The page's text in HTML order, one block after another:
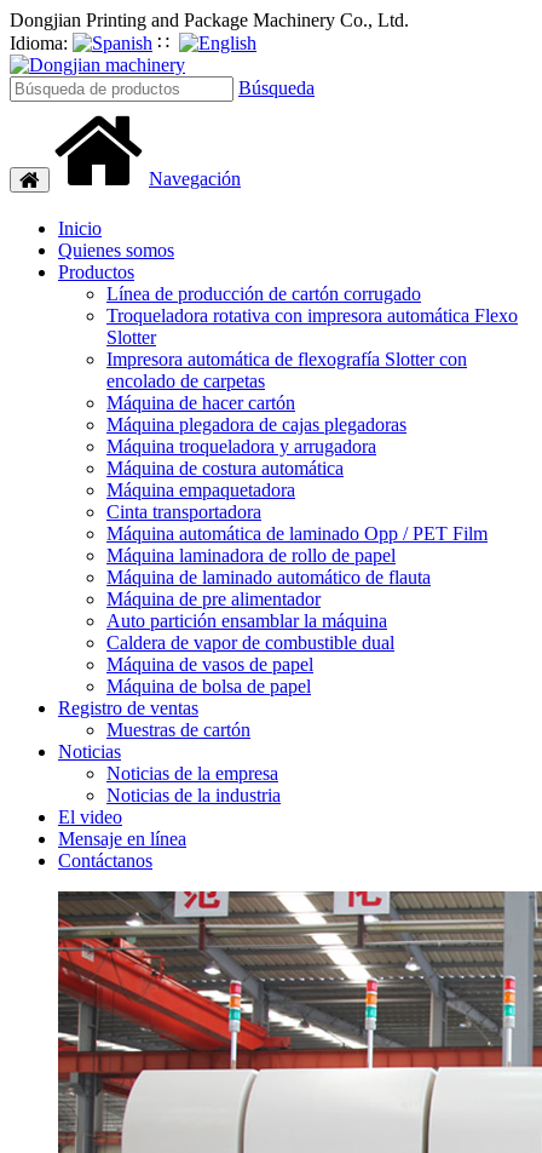
Dongjian Printing and Package Machinery Co., Ltd.
Idioma:
∷
Búsqueda
Navegación
de
Navegación
Inicio
Quienes somos
Productos
Línea de producción de cartón corrugado
Troqueladora rotativa con impresora automática Flexo
Slotter
Impresora automática de flexografía Slotter con
encolado de carpetas
Máquina de hacer cartón
Máquina plegadora de cajas plegadoras
Máquina troqueladora y arrugadora
Máquina de costura automática
Máquina empaquetadora
Cinta transportadora
Máquina automática de laminado Opp / PET Film
Máquina laminadora de rollo de papel
Máquina de laminado automático de flauta
Máquina de pre alimentador
Auto partición ensamblar la máquina
Caldera de vapor de combustible dual
Máquina de vasos de papel
Máquina de bolsa de papel
Registro de ventas
Muestras de cartón
Noticias
Noticias de la empresa
Noticias de la industria
El video
Mensaje en línea
Contáctanos